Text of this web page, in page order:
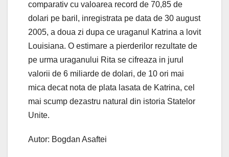
comparativ cu valoarea record de 70,85 de
dolari pe baril, inregistrata pe data de 30 august
2005, a doua zi dupa ce uraganul Katrina a lovit
Louisiana. O estimare a pierderilor rezultate de
pe urma uraganului Rita se cifreaza in jurul
valorii de 6 miliarde de dolari, de 10 ori mai
mica decat nota de plata lasata de Katrina, cel
mai scump dezastru natural din istoria Statelor
Unite.
Autor: Bogdan Asaftei